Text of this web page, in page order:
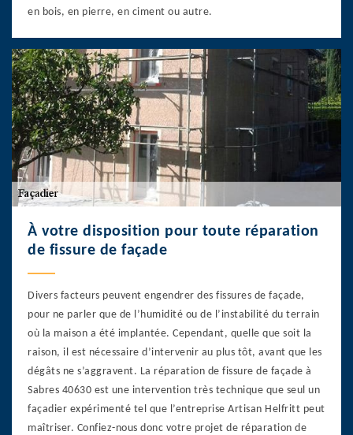
en bois, en pierre, en ciment ou autre.
À votre disposition pour toute réparation
de fissure de façade
Divers facteurs peuvent engendrer des fissures de façade,
pour ne parler que de l’humidité ou de l’instabilité du terrain
où la maison a été implantée. Cependant, quelle que soit la
raison, il est nécessaire d’intervenir au plus tôt, avant que les
dégâts ne s’aggravent. La réparation de fissure de façade à
Sabres 40630 est une intervention très technique que seul un
façadier expérimenté tel que l’entreprise Artisan Helfritt peut
maîtriser. Confiez-nous donc votre projet de réparation de